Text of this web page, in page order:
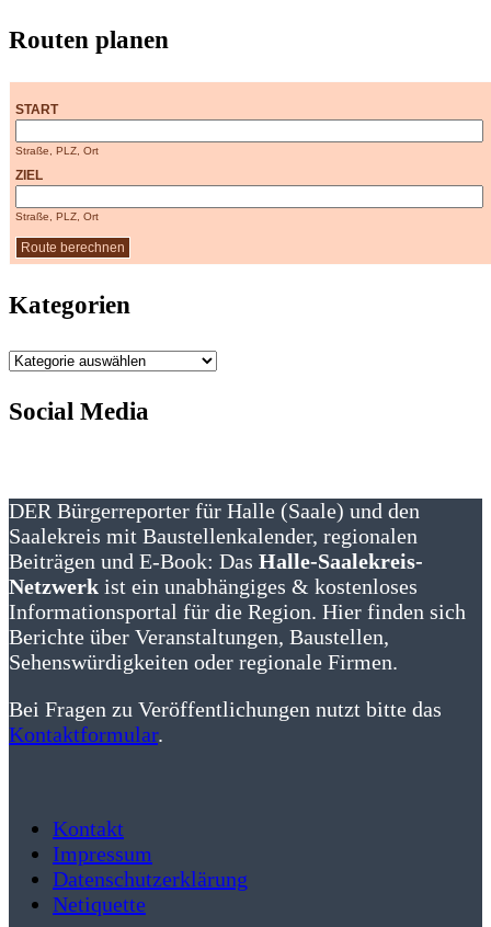
Routen planen
START
Straße, PLZ, Ort
ZIEL
Straße, PLZ, Ort
Kategorien
Kategorien
Social Media
DER Bürgerreporter für Halle (Saale) und den
Saalekreis mit Baustellenkalender, regionalen
Beiträgen und E-Book: Das Halle-Saalekreis-
Netzwerk ist ein unabhängiges & kostenloses
Informationsportal für die Region. Hier finden sich
Berichte über Veranstaltungen, Baustellen,
Sehenswürdigkeiten oder regionale Firmen.
Bei Fragen zu Veröffentlichungen nutzt bitte das
Kontaktformular.
Kontakt
Impressum
Datenschutzerklärung
Netiquette